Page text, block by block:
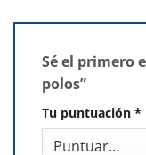
Sé el primero
polos”
Tu puntuación *